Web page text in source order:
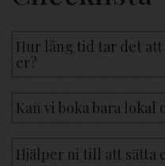
Hur lång tid tar det
er?
Kan vi boka bara lokal
Hjälper ni till att sätta